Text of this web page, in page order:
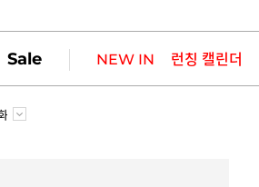
Sale NEW IN 런칭 캘린더